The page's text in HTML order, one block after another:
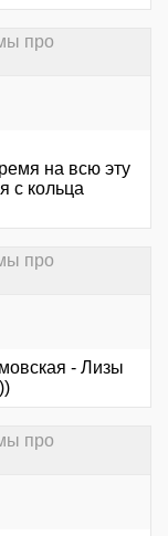
про
на всю эту
с кольца
про
- Лизы
про